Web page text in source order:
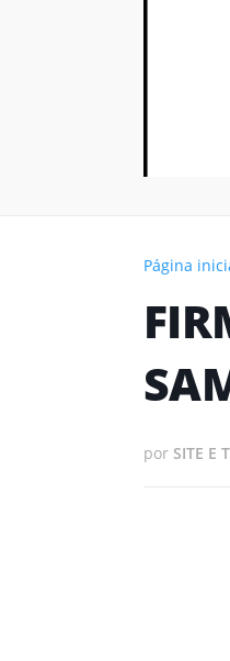
Página
por SITE E